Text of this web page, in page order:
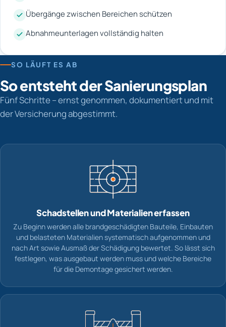
Übergänge zwischen Bereichen schützen
Abnahmeunterlagen vollständig halten
SO LÄUFT ES AB
So entsteht der Sanierungsplan
Fünf Schritte – ernst genommen, dokumentiert und mit
der Versicherung abgestimmt.
Schadstellen und Materialien erfassen
Zu Beginn werden alle brandgeschädigten Bauteile, Einbauten
und belasteten Materialien systematisch aufgenommen und
nach Art sowie Ausmaß der Schädigung bewertet. So lässt sich
festlegen, was ausgebaut werden muss und welche Bereiche
für die Demontage gesichert werden.